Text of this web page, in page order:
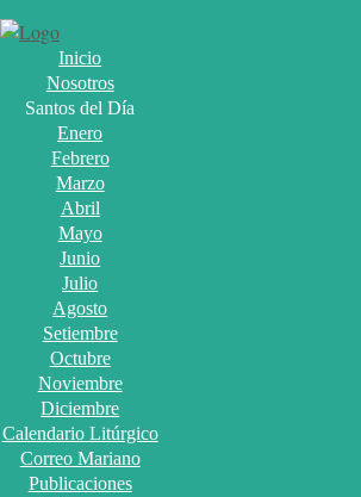
Inicio
Nosotros
Santos del Día
Enero
Febrero
Marzo
Abril
Mayo
Junio
Julio
Agosto
Setiembre
Octubre
Noviembre
Diciembre
Calendario Litúrgico
Correo Mariano
Publicaciones